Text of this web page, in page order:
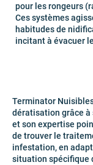
pour les rongeurs
Ces systèmes
habitudes de
incitant à évacuer
​Terminator
dératisation grâce
et son expertise
de trouver le
infestation, en
situation spécifique